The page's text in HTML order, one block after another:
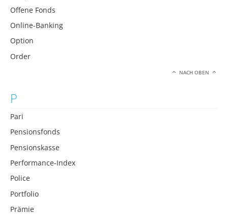
Offene Fonds
Online-Banking
Option
Order
NACH OBEN
P
Pari
Pensionsfonds
Pensionskasse
Performance-Index
Police
Portfolio
Prämie